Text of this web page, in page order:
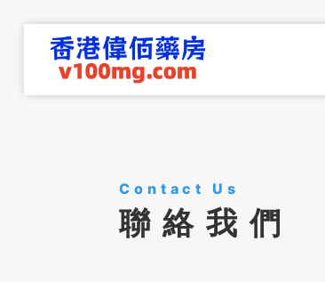
Contact Us
聯絡我們